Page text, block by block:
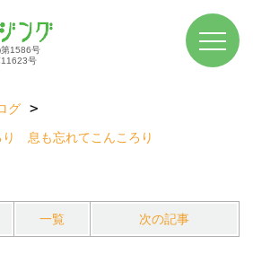
1586号
号
グ
り 息も忘れてこんころり
一覧 次の記事